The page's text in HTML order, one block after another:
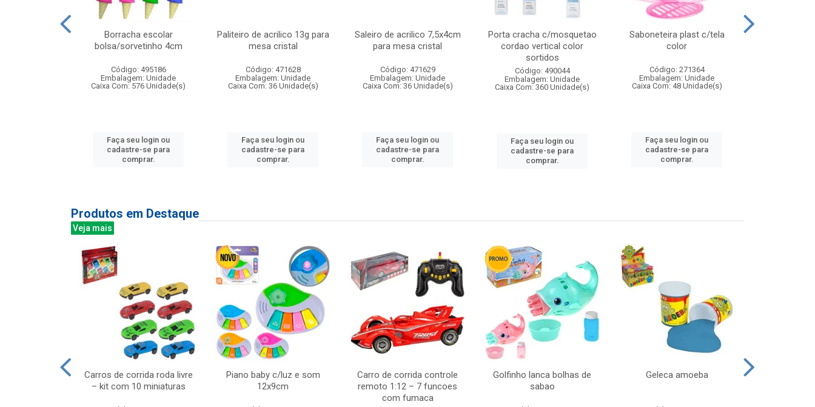
Borracha escolar
bolsa/sorvetinho 4cm
Código: 495186
Embalagem: Unidade
Caixa Com: 576 Unidade(s)
Faça seu login ou
cadastre-se para
comprar.
Paliteiro de acrilico 13g para
mesa cristal
Código: 471628
Embalagem: Unidade
Caixa Com: 36 Unidade(s)
Faça seu login ou
cadastre-se para
comprar.
Saleiro de acrilico 7,5x4cm
para mesa cristal
Código: 471629
Embalagem: Unidade
Caixa Com: 36 Unidade(s)
Faça seu login ou
cadastre-se para
comprar.
Porta cracha c/mosquetao
cordao vertical color
sortidos
Código: 490044
Embalagem: Unidade
Caixa Com: 360 Unidade(s)
Faça seu login ou
cadastre-se para
comprar.
Saboneteira plast c/tela
color
Código: 271364
Embalagem: Unidade
Caixa Com: 48 Unidade(s)
Faça seu login ou
cadastre-se para
comprar.
Produtos em Destaque
Veja mais
Carros de corrida roda livre
– kit com 10 miniaturas
Piano baby c/luz e som
12x9cm
Carro de corrida controle
remoto 1:12 – 7 funcoes
com fumaca
Golfinho lanca bolhas de
sabao
Geleca amoeba